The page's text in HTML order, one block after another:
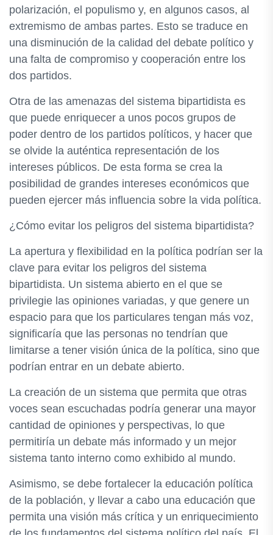
polarización, el populismo y, en algunos casos, al
extremismo de ambas partes. Esto se traduce en
una disminución de la calidad del debate político y
una falta de compromiso y cooperación entre los
dos partidos.
Otra de las amenazas del sistema bipartidista es
que puede enriquecer a unos pocos grupos de
poder dentro de los partidos políticos, y hacer que
se olvide la auténtica representación de los
intereses públicos. De esta forma se crea la
posibilidad de grandes intereses económicos que
pueden ejercer más influencia sobre la vida política.
¿Cómo evitar los peligros del sistema bipartidista?
La apertura y flexibilidad en la política podrían ser la
clave para evitar los peligros del sistema
bipartidista. Un sistema abierto en el que se
privilegie las opiniones variadas, y que genere un
espacio para que los particulares tengan más voz,
significaría que las personas no tendrían que
limitarse a tener visión única de la política, sino que
podrían entrar en un debate abierto.
La creación de un sistema que permita que otras
voces sean escuchadas podría generar una mayor
cantidad de opiniones y perspectivas, lo que
permitiría un debate más informado y un mejor
sistema tanto interno como exhibido al mundo.
Asimismo, se debe fortalecer la educación política
de la población, y llevar a cabo una educación que
permita una visión más crítica y un enriquecimiento